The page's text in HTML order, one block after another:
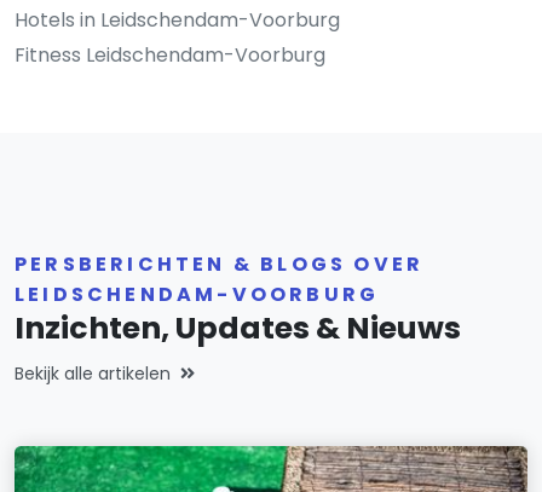
Hotels in Leidschendam-Voorburg
Fitness Leidschendam-Voorburg
PERSBERICHTEN & BLOGS OVER
LEIDSCHENDAM-VOORBURG
Inzichten, Updates & Nieuws
Bekijk alle artikelen